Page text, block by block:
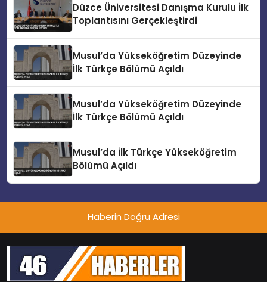
Düzce Üniversitesi Danışma Kurulu İlk
Toplantısını Gerçekleştirdi
Musul’da Yükseköğretim Düzeyinde
İlk Türkçe Bölümü Açıldı
Musul’da Yükseköğretim Düzeyinde
İlk Türkçe Bölümü Açıldı
Musul’da İlk Türkçe Yükseköğretim
Bölümü Açıldı
Haberin Doğru Adresi